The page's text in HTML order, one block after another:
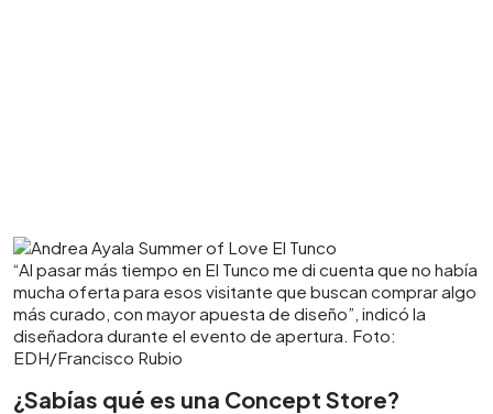
“Al pasar más tiempo en El Tunco me di cuenta que no había
mucha oferta para esos visitante que buscan comprar algo
más curado, con mayor apuesta de diseño”, indicó la
diseñadora durante el evento de apertura. Foto:
EDH/Francisco Rubio
¿Sabías qué es una Concept Store?